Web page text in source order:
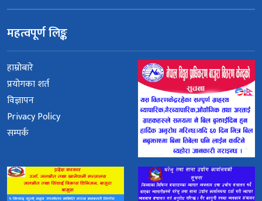
महत्वपूर्ण लिङ्क
हाम्रोबारे
प्रयोगका शर्त
विज्ञापन
Privacy Policy
सम्पर्क